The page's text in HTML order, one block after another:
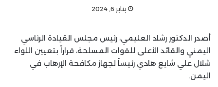
يناير 6, 2024
أصدر الدكتور رشاد العليمي، رئيس مجلس القيادة الرئاسي
اليمني والقائد الأعلى للقوات المسلحة، قراراً بتعيين اللواء
شلال علي شايع هادي رئيساً لجهاز مكافحة الإرهاب في
اليمن.